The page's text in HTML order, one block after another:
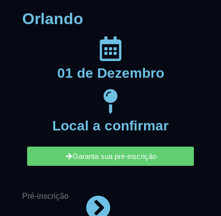
Orlando
01 de Dezembro
Local a confirmar
Garanta sua pré-inscrição
Pré-inscrição